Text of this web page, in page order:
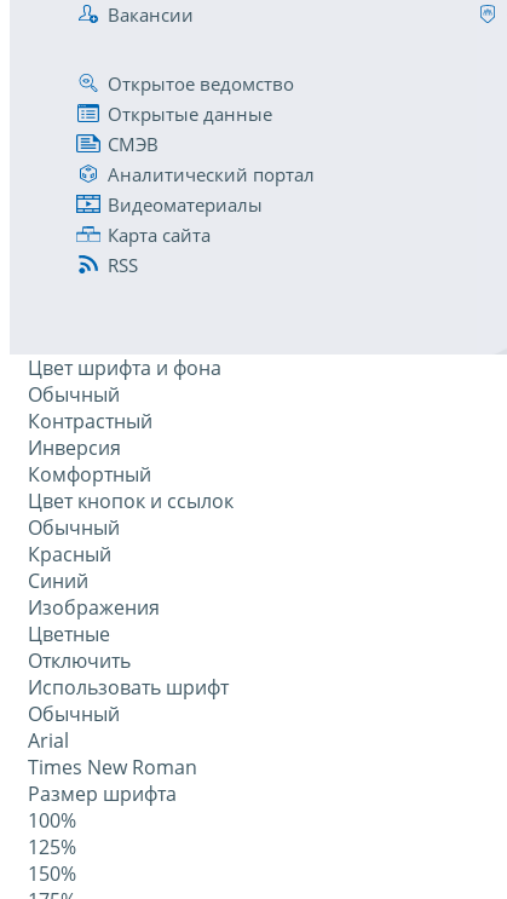
Вакансии
Открытое ведомство
Открытые данные
СМЭВ
Аналитический портал
Видеоматериалы
Карта сайта
RSS
Цвет шрифта и фона
Обычный
Контрастный
Инверсия
Комфортный
Цвет кнопок и ссылок
Обычный
Красный
Синий
Изображения
Цветные
Отключить
Использовать шрифт
Обычный
Arial
Times New Roman
Размер шрифта
100%
125%
150%